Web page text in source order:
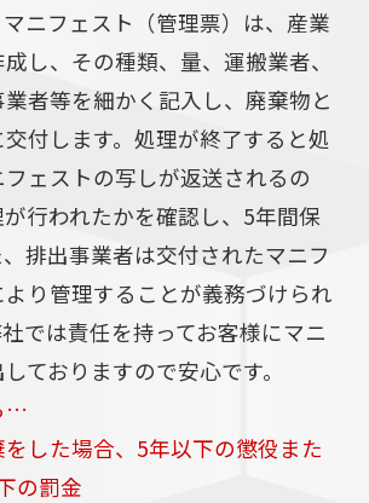
ニフェスト（管理票）は、産業
し、その種類、量、運搬業者、
者等を細かく記入し、廃棄物と
付します。処理が終了すると処
ェストの写しが返送されるの
行われたかを確認し、5年間保
排出事業者は交付されたマニフ
り管理することが義務づけられ
では責任を持ってお客様にマニ
ておりますので安心です。
…
した場合、5年以下の懲役また
の罰金